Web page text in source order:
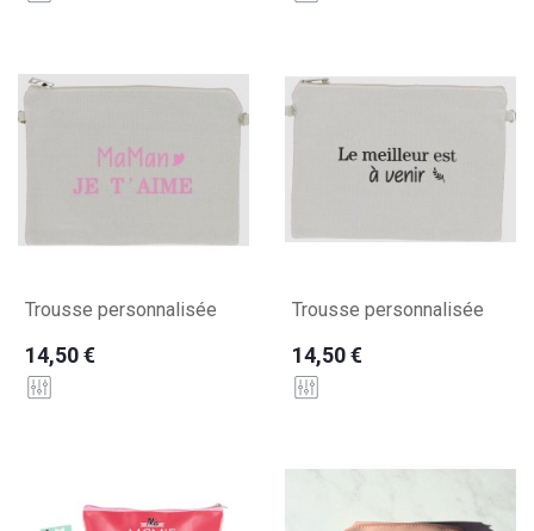
Trousse personnalisée
14,50 €
Trousse personnalisée
14,50 €